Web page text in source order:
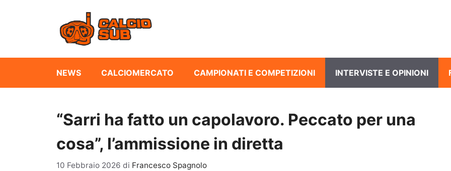
NEWS CALCIOMERCATO CAMPIONATI E COMPETIZIONI INTERVISTE E OPINIONI
“Sarri ha fatto un capolavoro. Peccato per una
cosa”, l’ammissione in diretta
10 Febbraio 2026 di Francesco Spagnolo